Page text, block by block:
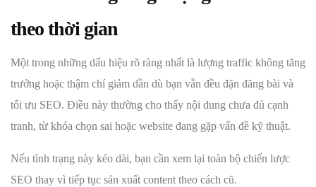
theo thời gian
Một trong những dấu hiệu rõ ràng nhất là lượng traffic không tăng
trưởng hoặc thậm chí giảm dần dù bạn vẫn đều đặn đăng bài và
tối ưu SEO. Điều này thường cho thấy nội dung chưa đủ cạnh
tranh, từ khóa chọn sai hoặc website đang gặp vấn đề kỹ thuật.
Nếu tình trạng này kéo dài, bạn cần xem lại toàn bộ chiến lược
SEO thay vì tiếp tục sản xuất content theo cách cũ.